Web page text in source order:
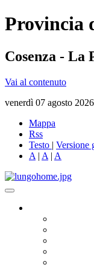
Provincia
Cosenza - La
Vai al contenuto
venerdì 07 agosto
Mappa
Rss
Testo | Versione
A | A | A